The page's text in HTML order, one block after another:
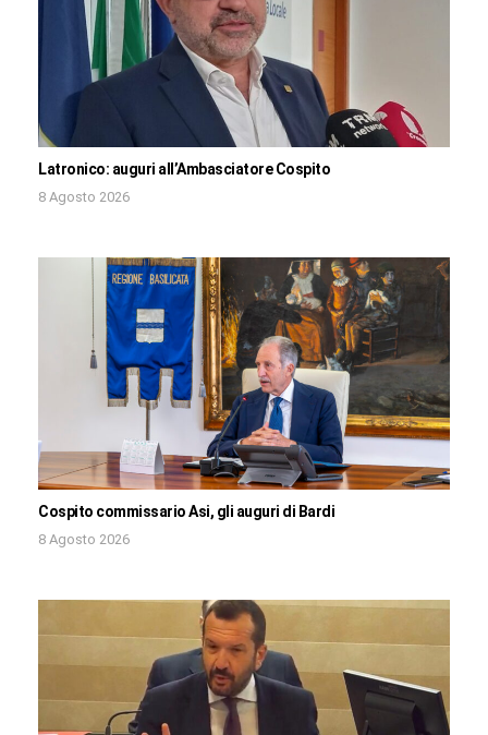
Latronico: auguri all’Ambasciatore Cospito
8 Agosto 2026
Cospito commissario Asi, gli auguri di Bardi
8 Agosto 2026